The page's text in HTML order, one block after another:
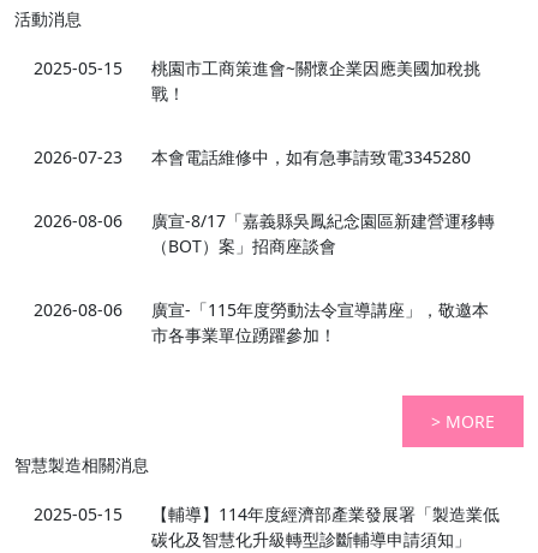
活動消息
2025-05-15
桃園市工商策進會~關懷企業因應美國加稅挑
戰！
2026-07-23 本會電話維修中，如有急事請致電3345280
2026-08-06
廣宣-8/17「嘉義縣吳鳳紀念園區新建營運移轉
（BOT）案」招商座談會
2026-08-06
廣宣-「115年度勞動法令宣導講座」，敬邀本
市各事業單位踴躍參加！
> MORE
智慧製造相關消息
2025-05-15
【輔導】114年度經濟部產業發展署「製造業低
碳化及智慧化升級轉型診斷輔導申請須知」